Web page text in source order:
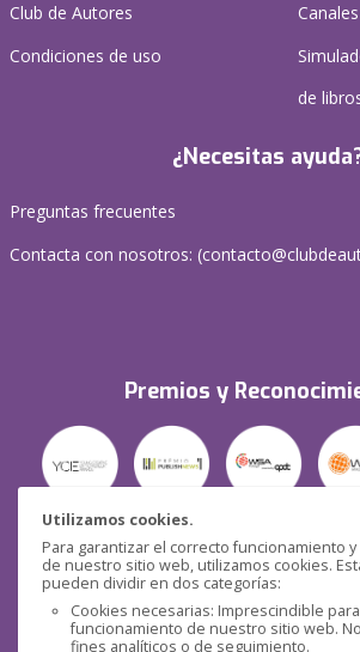
Utilizamos cookies.
Para garantizar el correcto funcionamiento
de nuestro sitio web, utilizamos cookies.
pueden dividir en dos categorías:
Cookies necesarias: Imprescindible
funcionamiento de nuestro sitio web.
fines analíticos o de seguimiento.
Club de Autores
Condiciones de uso
de
¿Necesitas
Preguntas frecuentes
Contacta con nosotros: (
Premios y
Seguridad